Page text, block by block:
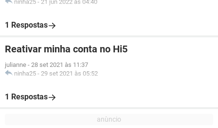
ninha25 - 21 jun 2022 às 04:40
1 Respostas
Reativar minha conta no Hi5
julianne - 28 set 2021 às 11:37
ninha25 - 29 set 2021 às 05:52
1 Respostas